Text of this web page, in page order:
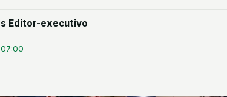
Editor-executivo